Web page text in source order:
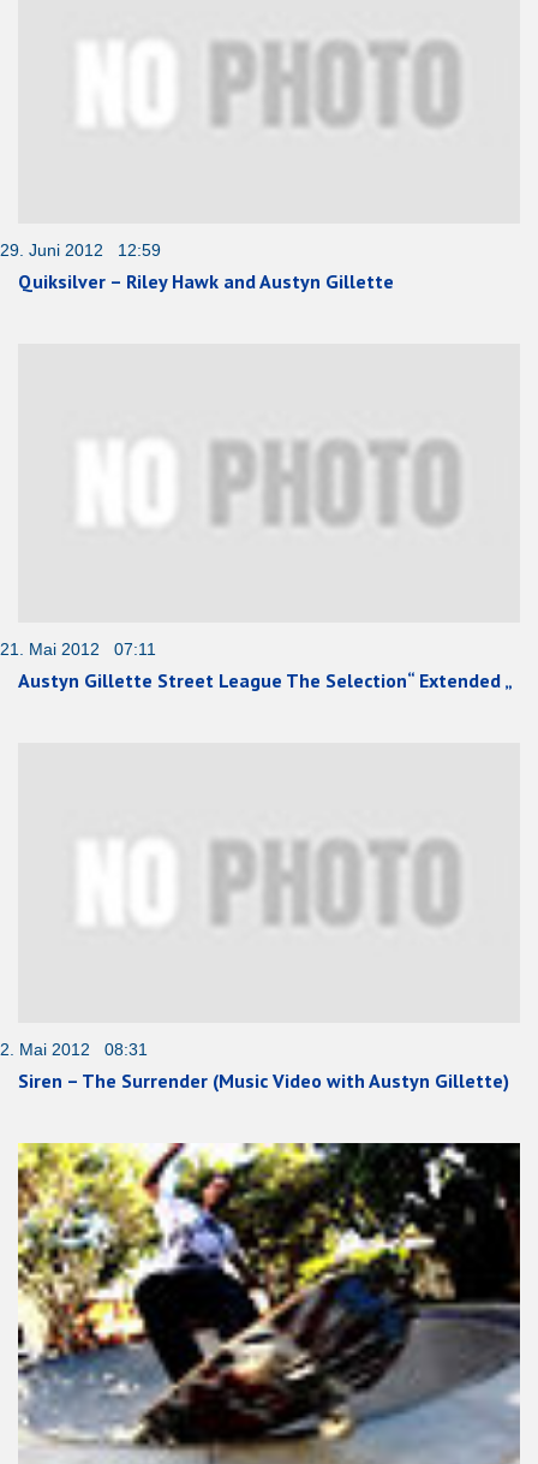
29. Juni 2012 12:59
Quiksilver – Riley Hawk and Austyn Gillette
21. Mai 2012 07:11
Austyn Gillette Street League The Selection“ Extended „
2. Mai 2012 08:31
Siren – The Surrender (Music Video with Austyn Gillette)